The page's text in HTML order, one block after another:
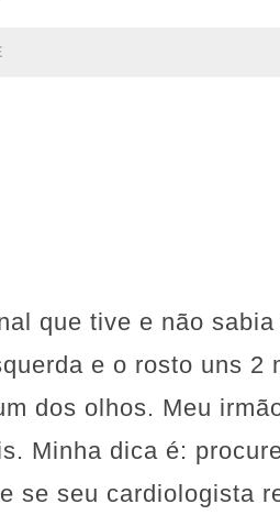
que tive e não
e o rosto uns 2
dos olhos. Meu
Minha dica é:
se seu cardiologista